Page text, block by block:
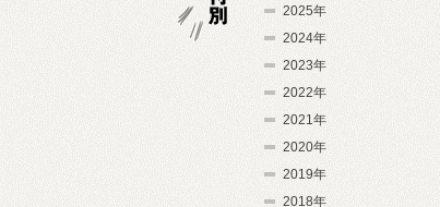
2025年
2024年
2023年
2022年
2021年
2020年
2019年
2018年